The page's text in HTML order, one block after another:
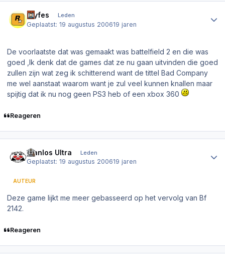
.Syfes Leden
Geplaatst:19 augustus 200619 jaren
De voorlaatste dat was gemaakt was battelfield 2 en die was
goed ,Ik denk dat de games dat ze nu gaan uitvinden die goed
zullen zijn wat zeg ik schitterend want de tittel Bad Company
me wel aanstaat waarom want je zul veel kunnen knallen maar
spijtig dat ik nu nog geen PS3 heb of een xbox 360
Reageren
Planlos Ultra Leden
Geplaatst:19 augustus 200619 jaren
AUTEUR
Deze game lijkt me meer gebasseerd op het vervolg van Bf
2142.
Reageren